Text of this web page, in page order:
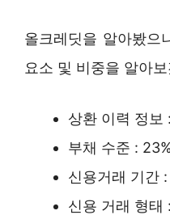
올크레딧을 알아봤으
요소 및 비중을 알아
상환 이력 정보
부채 수준 : 23%
신용거래 기간 :
신용 거래 형태